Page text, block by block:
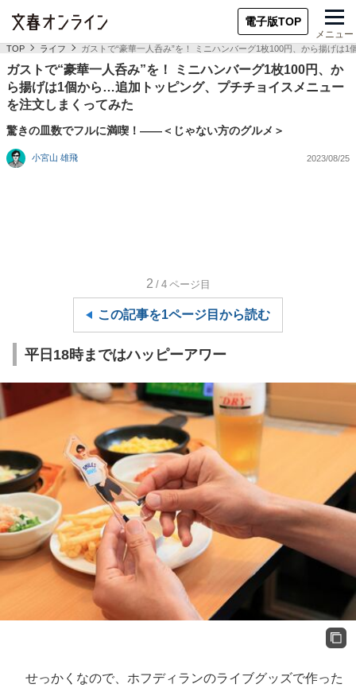
電子版TOP
メニュー
TOP ライフ ガストで“豪華一人呑み”を！ ミニハンバーグ1枚100円、から揚げ
ガストで“豪華一人呑み”を！ ミニハンバーグ1枚100円、か
ら揚げは1個から…追加トッピング、プチチョイスメニュー
を注文しまくってみた
驚きの皿数でフルに満喫！――＜じゃない方のグルメ＞
小宮山 雄飛 2023/08/25
2 /4 ページ目
この記事を1ページ目から読む
平日18時まではハッピーアワー
せっかくなので、ホフディランのライブグッズで作った